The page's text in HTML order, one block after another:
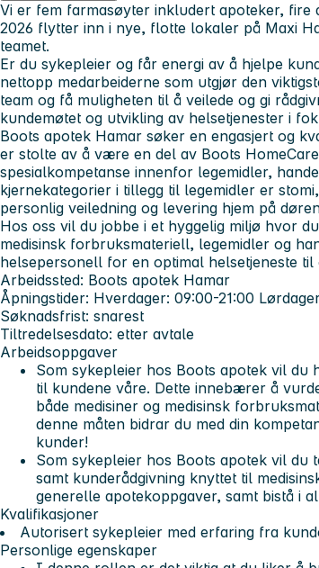
Vi er fem farmasøyter inkludert apoteker,
2026 flytter inn i nye, flotte lokaler på Maxi
teamet.
Er du sykepleier og får energi av å hjelpe
nettopp medarbeiderne som utgjør den
team og få muligheten til å veilede og gi
kundemøtet og utvikling av helsetjenester i
Boots apotek Hamar søker en engasjert og
er stolte av å være en del av Boots
spesialkompetanse innenfor legemidler,
kjernekategorier i tillegg til legemidler er
personlig veiledning og levering hjem på
Hos oss vil du jobbe i et hyggelig miljø hvor
medisinsk forbruksmateriell, legemidler og
helsepersonell for en optimal helsetjeneste til
Arbeidssted: Boots apotek Hamar
Åpningstider: Hverdager: 09:00-21:00
Søknadsfrist: snarest
Tiltredelsesdato: etter avtale
Arbeidsoppgaver
Som sykepleier hos Boots apotek vil du
til kundene våre. Dette innebærer å
både medisiner og medisinsk
denne måten bidrar du med din
kunder!
Som sykepleier hos Boots apotek vil du
samt kunderådgivning knyttet til
generelle apotekoppgaver, samt bistå i
Kvalifikasjoner
Autorisert sykepleier med erfaring fra
Personlige egenskaper